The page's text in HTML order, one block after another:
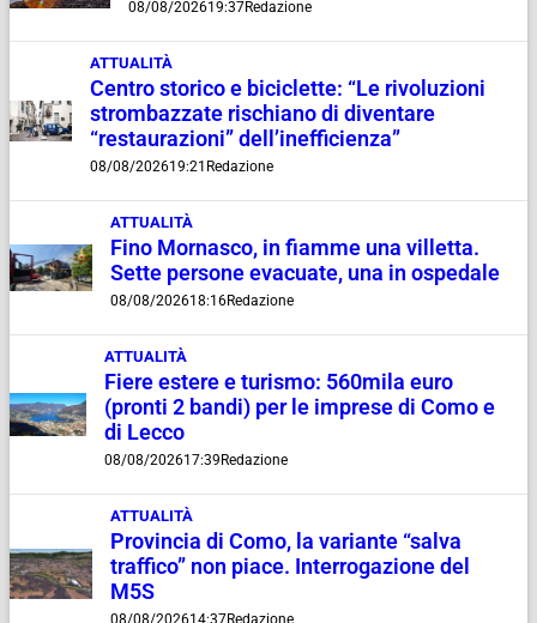
08/08/202619:37Redazione
ATTUALITÀ
Centro storico e biciclette: “Le rivoluzioni
strombazzate rischiano di diventare
“restaurazioni” dell’inefficienza”
08/08/202619:21 Redazione
ATTUALITÀ
Fino Mornasco, in fiamme una villetta.
Sette persone evacuate, una in ospedale
08/08/202618:16Redazione
ATTUALITÀ
Fiere estere e turismo: 560mila euro
(pronti 2 bandi) per le imprese di Como e
di Lecco
08/08/202617:39 Redazione
ATTUALITÀ
Provincia di Como, la variante “salva
traffico” non piace. Interrogazione del
M5S
08/08/202614:37Redazione